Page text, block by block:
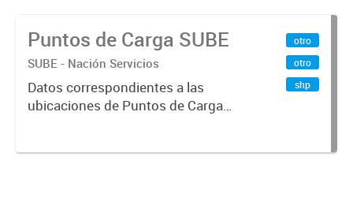
Puntos de Carga SUBE
SUBE - Nación Servicios
Datos correspondientes a las
ubicaciones de Puntos de Carga
otro
otro
shp